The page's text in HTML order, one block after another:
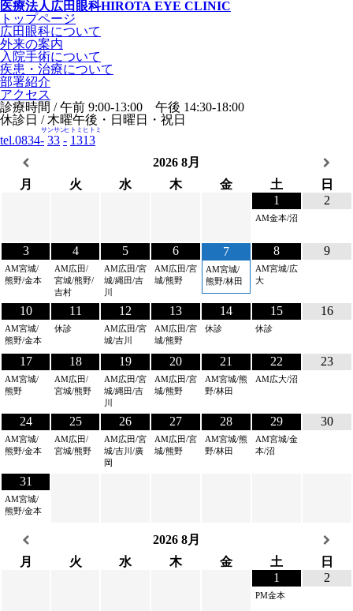
医療法人広田眼科HIROTA EYE CLINIC
トップページ
広田眼科について
外来の案内
入院手術について
疾患・治療について
部署紹介
アクセス
診療時間 / 午前 9:00-13:00 午後 14:30-18:00
休診日 / 木曜午後・日曜日・祝日
tel.0834- 33
サンサン
- 1313
ヒトミヒトミ
2026 8月
月
火 水 木 金 土
日
1
AM金本/沼
2
3
AM宮城/
熊野/金本
4
AM広田/
宮城/熊野/
吉村
5
AM広田/宮
城/縄田/吉
川
6
AM広田/宮
城/熊野
7
AM宮城/
熊野/林田
8
AM宮城/広
大
9
10
AM宮城/
熊野/金本
11
休診
12
AM広田/宮
城/吉川
13
AM広田/宮
城/熊野
14
休診
15
休診
16
17
AM宮城/
熊野
18
AM広田/
宮城/熊野
19
AM広田/宮
城/縄田/吉
川
20
AM広田/宮
城/熊野
21
AM宮城/熊
野/林田
22
AM広大/沼
23
24
AM宮城/
熊野/金本
25
AM広田/
宮城/熊野
26
AM広田/宮
城/吉川/廣
岡
27
AM広田/宮
城/熊野
28
AM宮城/熊
野/林田
29
AM宮城/金
本/沼
30
31
AM宮城/
熊野/金本
2026 8月
月
火 水 木 金 土
日
1
PM金本
2